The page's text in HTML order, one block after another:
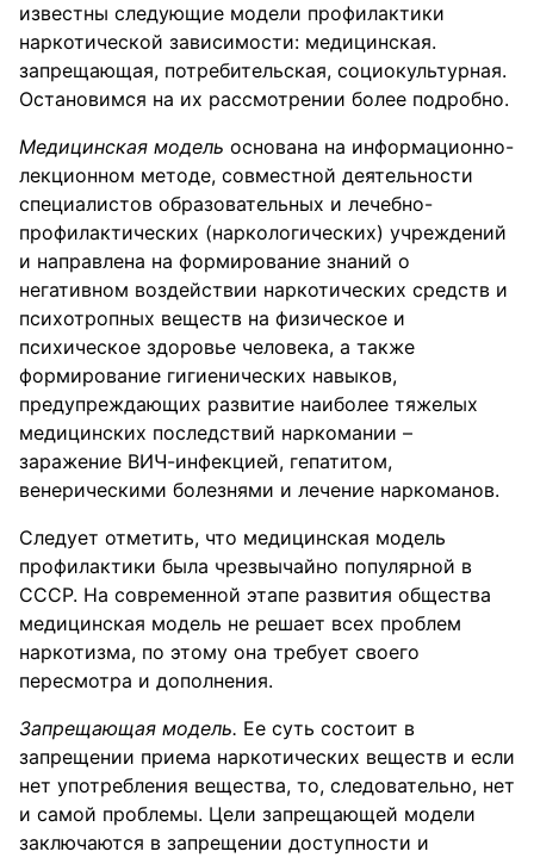
известны следующие модели профилактики
наркотической зависимости: медицинская.
запрещающая, потребительская, социокультурная.
Остановимся на их рассмотрении более подробно.
Медицинская модель основана на информационно-
лекционном методе, совместной деятельности
специалистов образовательных и лечебно-
профилактических (наркологических) учреждений
и направлена на формирование знаний о
негативном воздействии наркотических средств и
психотропных веществ на физическое и
психическое здоровье человека, а также
формирование гигиенических навыков,
предупреждающих развитие наиболее тяжелых
медицинских последствий наркомании –
заражение ВИЧ-инфекцией, гепатитом,
венерическими болезнями и лечение наркоманов.
Следует отметить, что медицинская модель
профилактики была чрезвычайно популярной в
СССР. На современной этапе развития общества
медицинская модель не решает всех проблем
наркотизма, по этому она требует своего
пересмотра и дополнения.
Запрещающая модель. Ее суть состоит в
запрещении приема наркотических веществ и если
нет употребления вещества, то, следовательно, нет
и самой проблемы. Цели запрещающей модели
заключаются в запрещении доступности и